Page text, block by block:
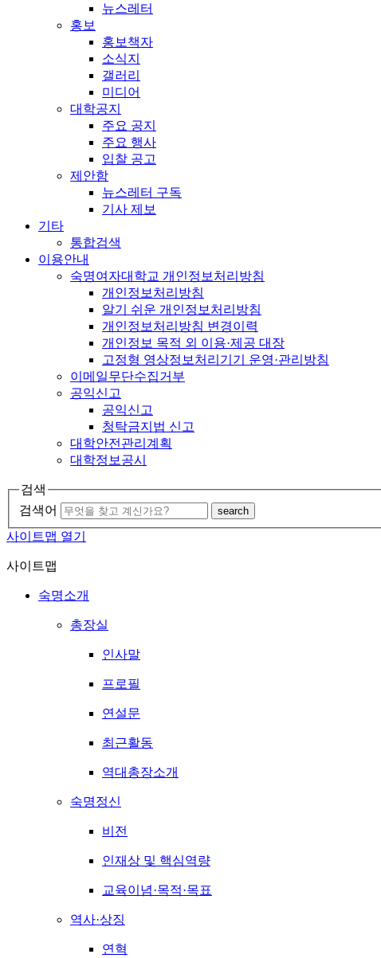
뉴스레터
홍보
홍보책자
소식지
갤러리
미디어
대학공지
주요 공지
주요 행사
입찰 공고
제안함
뉴스레터 구독
기사 제보
기타
통합검색
이용안내
숙명여자대학교 개인정보처리방침
개인정보처리방침
알기 쉬운 개인정보처리방침
개인정보처리방침 변경이력
개인정보 목적 외 이용·제공 대장
고정형 영상정보처리기기 운영·관리방침
이메일무단수집거부
공익신고
공익신고
청탁금지법 신고
대학안전관리계획
대학정보공시
검색
검색어
search
사이트맵 열기
사이트맵
숙명소개
총장실
인사말
프로필
연설문
최근활동
역대총장소개
숙명정신
비전
인재상 및 핵심역량
교육이념·목적·목표
역사·상징
연혁